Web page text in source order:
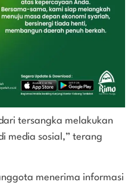
tersangka melakukan
media sosial,” terang
menerima informasi